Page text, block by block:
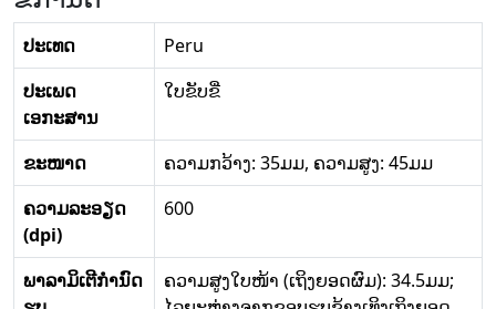
ປະເທດ
Peru
ປະເພດ
ເອກະສານ
ໃບຂັບຂີ່
ຂະໜາດ
ຄວາມກວ້າງ: 35ມມ, ຄວາມສູງ: 45ມມ
ຄວາມລະອຽດ
(dpi)
600
ພາລາມິເຕີກໍານົດ
ຄວາມສູງໃບໜ້າ (ເຖິງຍອດຜົມ): 34.5ມມ;